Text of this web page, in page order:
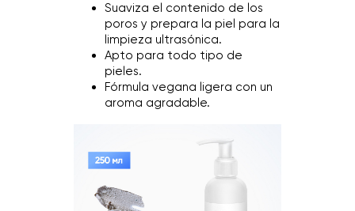
Suaviza el contenido de los
poros y prepara la piel para la
limpieza ultrasónica.
Apto para todo tipo de
pieles.
Fórmula vegana ligera con un
aroma agradable.